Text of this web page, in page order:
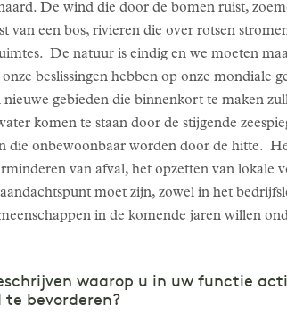
De wind die door de bomen ruist,
van een bos, rivieren die over rotsen
De natuur is eindig en we moeten
beslissingen hebben op onze mondiale
gebieden die binnenkort te maken
komen te staan door de stijgende
die onbewoonbaar worden door de hitte.
van afval, het opzetten van lokale
moet zijn, zowel in het
in de komende jaren willen
waarop u in uw functie
bevorderen?